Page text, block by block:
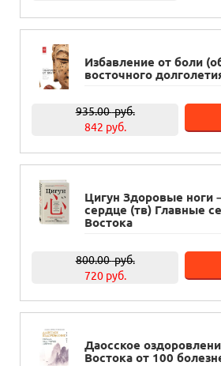
Избавление от боли
восточного
935.00руб.
842 руб.
Цигун Здоровые ноги
сердце (тв) Главные
Востока
800.00руб.
720 руб.
Даосское
Востока от 100